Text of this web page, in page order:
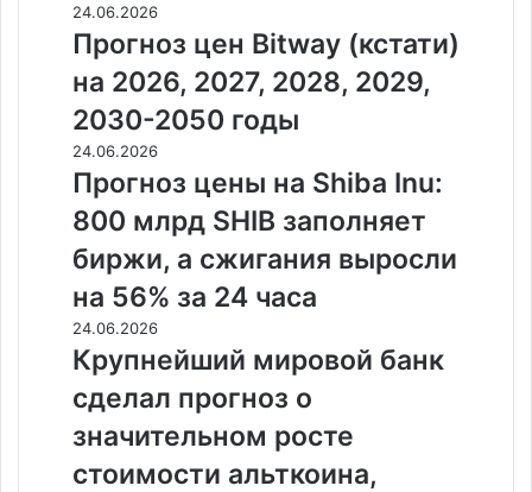
24.06.2026
Прогноз цен Bitway (кстати)
на 2026, 2027, 2028, 2029,
2030-2050 годы
24.06.2026
Прогноз цены на Shiba Inu:
800 млрд SHIB заполняет
биржи, а сжигания выросли
на 56% за 24 часа
24.06.2026
Крупнейший мировой банк
сделал прогноз о
значительном росте
стоимости альткоина,